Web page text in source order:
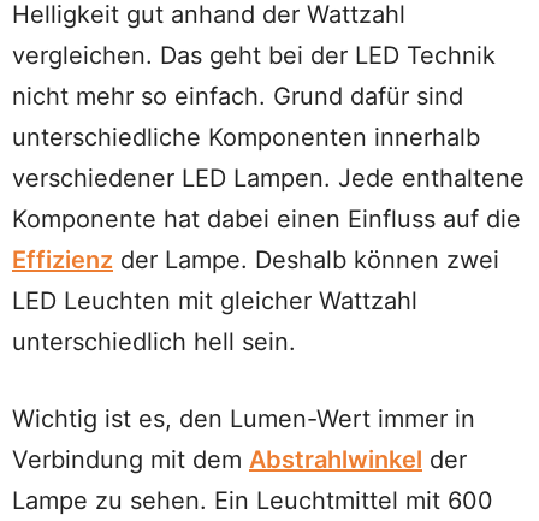
Helligkeit gut anhand der Wattzahl
vergleichen. Das geht bei der LED Technik
nicht mehr so einfach. Grund dafür sind
unterschiedliche Komponenten innerhalb
verschiedener LED Lampen. Jede enthaltene
Komponente hat dabei einen Einfluss auf die
Effizienz der Lampe. Deshalb können zwei
LED Leuchten mit gleicher Wattzahl
unterschiedlich hell sein.
Wichtig ist es, den Lumen-Wert immer in
Verbindung mit dem Abstrahlwinkel der
Lampe zu sehen. Ein Leuchtmittel mit 600